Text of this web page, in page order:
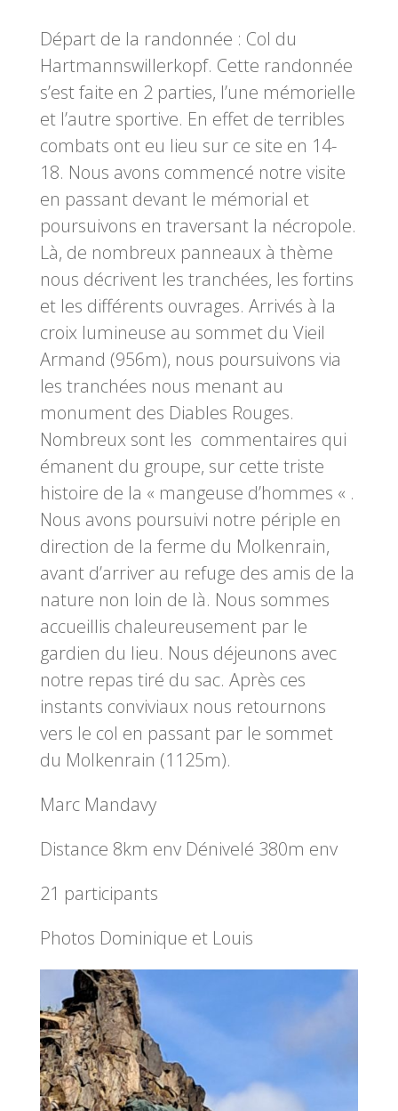
Départ de la randonnée : Col du
Hartmannswillerkopf. Cette randonnée
s’est faite en 2 parties, l’une mémorielle
et l’autre sportive. En effet de terribles
combats ont eu lieu sur ce site en 14-
18. Nous avons commencé notre visite
en passant devant le mémorial et
poursuivons en traversant la nécropole.
Là, de nombreux panneaux à thème
nous décrivent les tranchées, les fortins
et les différents ouvrages. Arrivés à la
croix lumineuse au sommet du Vieil
Armand (956m), nous poursuivons via
les tranchées nous menant au
monument des Diables Rouges.
Nombreux sont les commentaires qui
émanent du groupe, sur cette triste
histoire de la « mangeuse d’hommes « .
Nous avons poursuivi notre périple en
direction de la ferme du Molkenrain,
avant d’arriver au refuge des amis de la
nature non loin de là. Nous sommes
accueillis chaleureusement par le
gardien du lieu. Nous déjeunons avec
notre repas tiré du sac. Après ces
instants conviviaux nous retournons
vers le col en passant par le sommet
du Molkenrain (1125m).
Marc Mandavy
Distance 8km env Dénivelé 380m env
21 participants
Photos Dominique et Louis